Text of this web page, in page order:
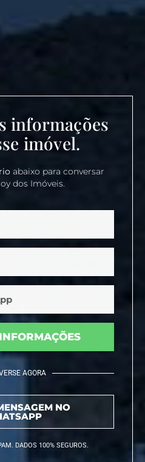
informações
imóvel.
abaixo para conversar
dos Imóveis.
AGORA
NO
DADOS 100% SEGUROS.